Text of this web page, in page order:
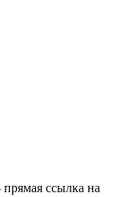
ссылка на